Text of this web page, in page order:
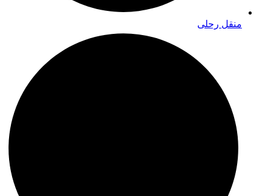
منقل رحلی